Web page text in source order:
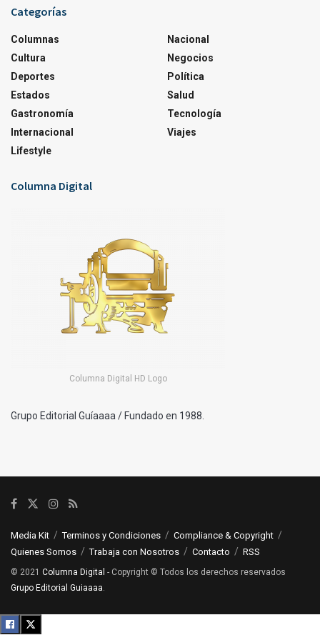
Categorías
Columnas
Cultura
Deportes
Estados
Gastronomía
Internacional
Lifestyle
Nacional
Negocios
Política
Salud
Tecnología
Viajes
Columna Digital
Columna Digital HD Logo
Grupo Editorial Guíaaaa / Fundado en 1988.
Media Kit Terminos y Condiciones
Compliance & Copyright
Quienes Somos
Trabaja con Nosotros Contacto RSS
© 2021 Columna Digital - Copyright © Todos los derechos reservados
Grupo Editorial Guiaaaa.